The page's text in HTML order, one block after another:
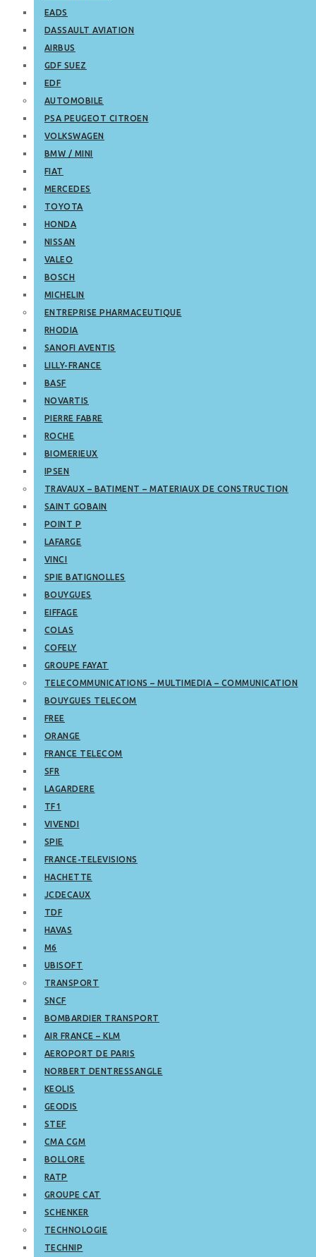
EADS
DASSAULT AVIATION
AIRBUS
GDF SUEZ
EDF
AUTOMOBILE
PSA PEUGEOT CITROEN
VOLKSWAGEN
BMW / MINI
FIAT
MERCEDES
TOYOTA
HONDA
NISSAN
VALEO
BOSCH
MICHELIN
ENTREPRISE PHARMACEUTIQUE
RHODIA
SANOFI AVENTIS
LILLY-FRANCE
BASF
NOVARTIS
PIERRE FABRE
ROCHE
BIOMERIEUX
IPSEN
TRAVAUX – BATIMENT – MATERIAUX DE CONSTRUCTION
SAINT GOBAIN
POINT P
LAFARGE
VINCI
SPIE BATIGNOLLES
BOUYGUES
EIFFAGE
COLAS
COFELY
GROUPE FAYAT
TELECOMMUNICATIONS – MULTIMEDIA – COMMUNICATION
BOUYGUES TELECOM
FREE
ORANGE
FRANCE TELECOM
SFR
LAGARDERE
TF1
VIVENDI
SPIE
FRANCE-TELEVISIONS
HACHETTE
JCDECAUX
TDF
HAVAS
M6
UBISOFT
TRANSPORT
SNCF
BOMBARDIER TRANSPORT
AIR FRANCE – KLM
AEROPORT DE PARIS
NORBERT DENTRESSANGLE
KEOLIS
GEODIS
STEF
CMA CGM
BOLLORE
RATP
GROUPE CAT
SCHENKER
TECHNOLOGIE
TECHNIP